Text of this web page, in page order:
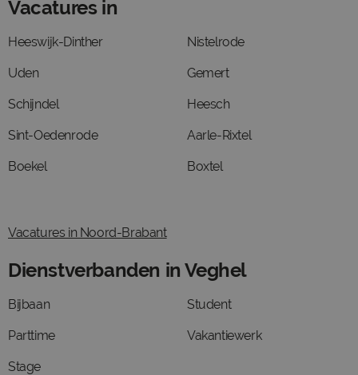
Vacatures in
Heeswijk-Dinther
Uden
Schijndel
Sint-Oedenrode
Boekel
Nistelrode
Gemert
Heesch
Aarle-Rixtel
Boxtel
Vacatures in Noord-Brabant
Dienstverbanden in Veghel
Bijbaan
Parttime
Stage
Student
Vakantiewerk